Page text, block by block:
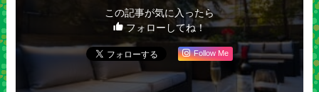
この記事が気に入ったら
フォローしてね！
Follow Me